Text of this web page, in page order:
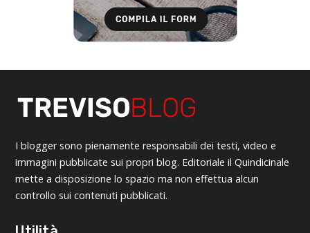
I blogger sono pienamente responsabili dei testi, video e
immagini pubblicate sui propri blog. Editoriale il Quindicinale
mette a disposizione lo spazio ma non effettua alcun
controllo sui contenuti pubblicati.